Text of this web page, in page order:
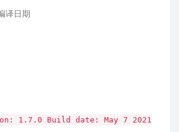
译日期
1.7.0 Build date: May 7 2021